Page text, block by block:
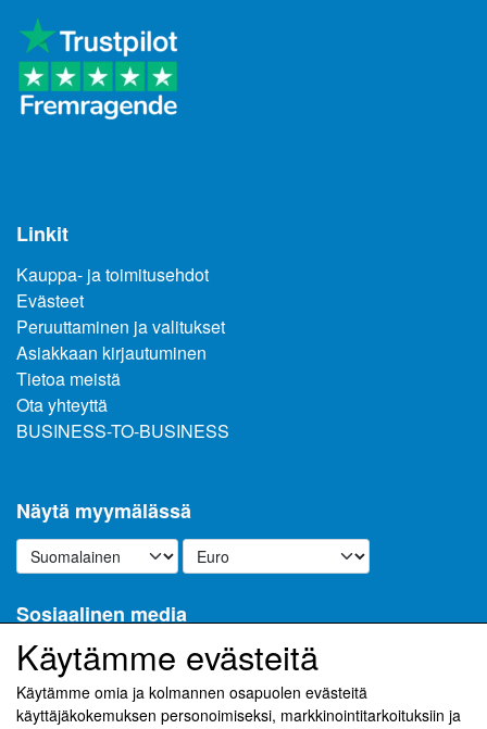
Linkit
Kauppa- ja toimitusehdot
Evästeet
Peruuttaminen ja valitukset
Asiakkaan kirjautuminen
Tietoa meistä
Ota yhteyttä
BUSINESS-TO-BUSINESS
Näytä myymälässä
Sosiaalinen media
Käytämme evästeitä
Käytämme omia ja kolmannen osapuolen evästeitä
käyttäjäkokemuksen personoimiseksi, markkinointitarkoituksiin ja